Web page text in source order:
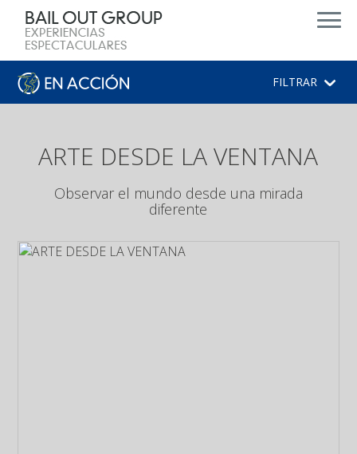
FILTRAR
ARTE DESDE LA VENTANA
Observar el mundo desde una mirada
diferente